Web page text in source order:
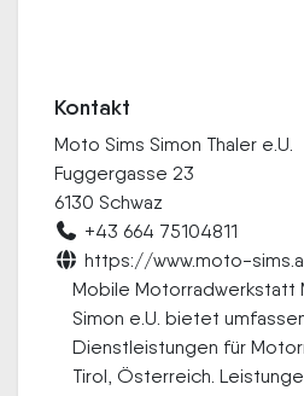
Kontakt
Moto Sims Simon Thaler e.U.
Fuggergasse 23
6130 Schwaz
+43 664 75104811
https://www.moto-
Mobile Motorradwerkstatt
Simon e.U. bietet
Dienstleistungen für
Tirol, Österreich.